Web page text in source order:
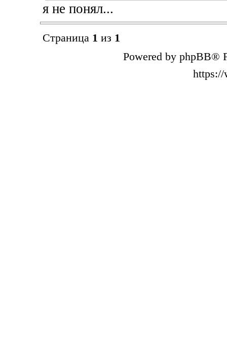
я не понял...
Страница 1 из 1
Powered by phpBB®
https://